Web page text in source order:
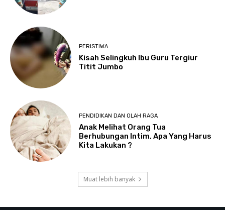
PERISTIWA
Kisah Selingkuh Ibu Guru Tergiur
Titit Jumbo
PENDIDIKAN DAN OLAH RAGA
Anak Melihat Orang Tua
Berhubungan Intim, Apa Yang Harus
Kita Lakukan ?
Muat lebih banyak